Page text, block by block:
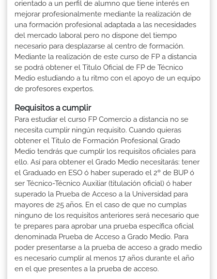
orientado a un perfil de alumno que tiene interés en
mejorar profesionalmente mediante la realización de
una formación profesional adaptada a las necesidades
del mercado laboral pero no dispone del tiempo
necesario para desplazarse al centro de formación.
Mediante la realización de este curso de FP a distancia
se podrá obtener el Titulo Oficial de FP de Técnico
Medio estudiando a tu ritmo con el apoyo de un equipo
de profesores expertos.
Requisitos a cumplir
Para estudiar el curso FP Comercio a distancia no se
necesita cumplir ningún requisito. Cuando quieras
obtener el Titulo de Formación Profesional Grado
Medio tendrás que cumplir los requisitos oficiales para
ello. Así para obtener el Grado Medio necesitarás: tener
el Graduado en ESO ó haber superado el 2º de BUP ó
ser Técnico-Técnico Auxiliar (titulación oficial) ó haber
superado la Prueba de Acceso a la Universidad para
mayores de 25 años. En el caso de que no cumplas
ninguno de los requisitos anteriores será necesario que
te prepares para aprobar una prueba específica oficial
denominada Prueba de Acceso a Grado Medio. Para
poder presentarse a la prueba de acceso a grado medio
es necesario cumplir al menos 17 años durante el año
en el que presentes a la prueba de acceso.